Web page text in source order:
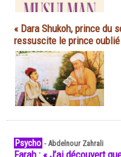
« Dara Shukoh, prince du
ressuscite le prince
Psycho -Abdelnour Zahrali
Farah : « J’ai découvert